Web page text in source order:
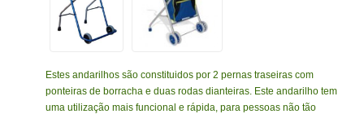
Estes andarilhos são constituidos por 2 pernas traseiras com
ponteiras de borracha e duas rodas dianteiras. Este andarilho tem
uma utilização mais funcional e rápida, para pessoas não tão